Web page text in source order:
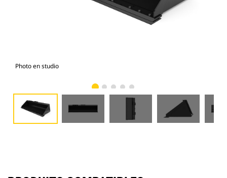
Photo en studio